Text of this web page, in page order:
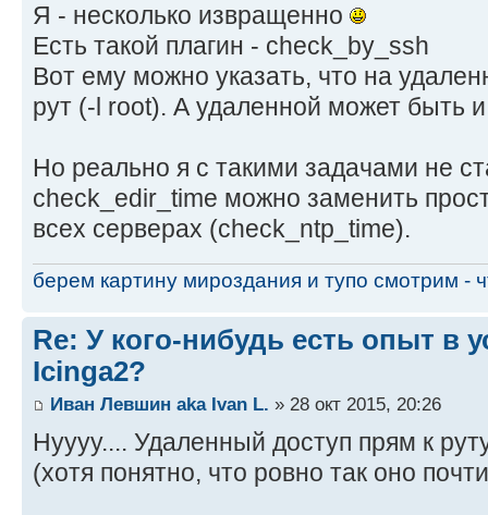
Я - несколько извращенно
Есть такой плагин - check_by_ssh
Вот ему можно указать, что на
рут (-l root). А удаленной может быть
Но реально я с такими задачами не
check_edir_time можно заменить
всех серверах (check_ntp_time).
берем картину мироздания и тупо смотрим -
Re: У кого-нибудь есть опыт в
Icinga2?
Иван Левшин aka Ivan L. » 28 окт 2015, 20:26
Нуууу.... Удаленный доступ прям к
(хотя понятно, что ровно так оно